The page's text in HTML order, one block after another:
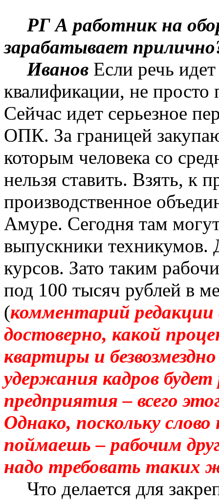
РГ А работник на
зарабатывает
Иванов Если речь
квалификации, не просто
Сейчас идет серьезное
ОПК. За границей
которым человека со
нельзя ставить. Взять, к
производственное
Амуре. Сегодня там
выпускники техникумов.
курсов. Зато таким
под 100 тысяч рублей в
(комментарий редакции
достоверно, какой
квартиры и
удержания кадров
предприятия – всего
Однако, поскольку
поймаешь – рабочим
надо требовать таких
Что делается для